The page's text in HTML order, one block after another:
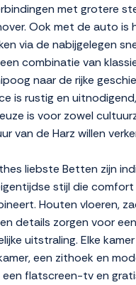
met grotere
Ook met de auto is
via de nabijgelegen
combinatie van
naar de rijke
is rustig en
is voor zowel
van de Harz willen
liebste Betten zijn
stijl die comfort
Houten vloeren,
details zorgen voor een
uitstraling. Elke
een zithoek en
flatscreen-tv en